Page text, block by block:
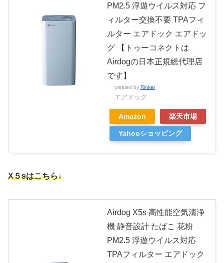
PM2.5 浮遊ウイルス対応 フ
ィルター交換不要 TPAフィ
ルター エアドック エアドッ
グ 【トゥーコネクトは
Airdogの日本正規総代理店
です】
created by Rinker
エアドッグ
Amazon 楽天市場
Yahooショッピング
X５sはこちら↓
Airdog X5s 高性能空気清浄
機 静音設計 たばこ 花粉
PM2.5 浮遊ウイルス対応
TPAフィルター エアドック